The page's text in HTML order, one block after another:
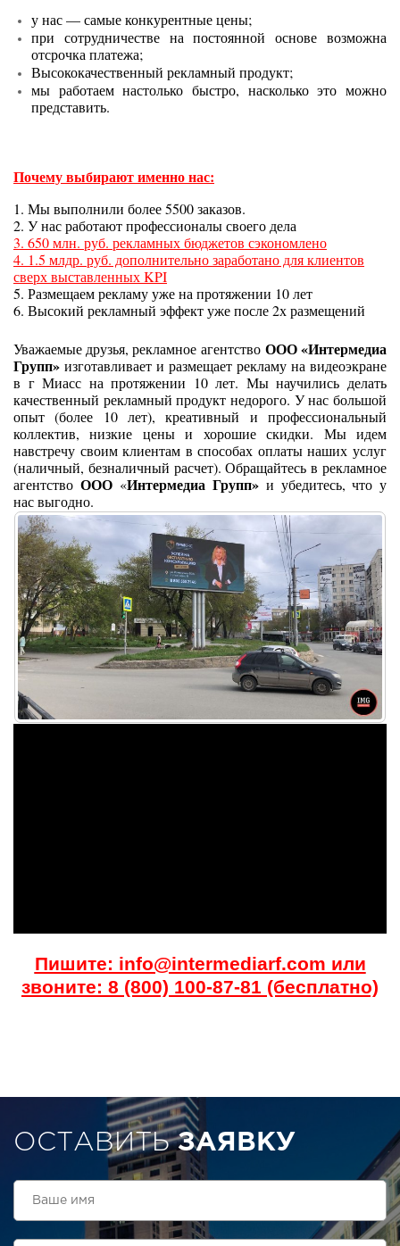
у нас — самые конкурентные цены;
при сотрудничестве на постоянной основе возможна
отсрочка платежа;
Высококачественный рекламный продукт;
мы работаем настолько быстро, насколько это можно
представить.
Почему выбирают именно нас:
1. Мы выполнили более 5500 заказов.
2. У нас работают профессионалы своего дела
3. 650 млн. руб. рекламных бюджетов сэкономлено
4. 1.5 млдр. руб. дополнительно заработано для клиентов
сверх выставленных KPI
5. Размещаем рекламу уже на протяжении 10 лет
6. Высокий рекламный эффект уже после 2х размещений
Уважаемые друзья, рекламное агентство ООО «Интермедиа
Групп» изготавливает и размещает рекламу на видеоэкране
в г Миасс на протяжении 10 лет. Мы научились делать
качественный рекламный продукт недорого. У нас большой
опыт (более 10 лет), креативный и профессиональный
коллектив, низкие цены и хорошие скидки. Мы идем
навстречу своим клиентам в способах оплаты наших услуг
(наличный, безналичный расчет). Обращайтесь в рекламное
агентство ООО«Интермедиа Групп»и убедитесь, что у
нас выгодно.
Пишите: info@intermediarf.com или
звоните: 8 (800) 100-87-81 (бесплатно)
ОСТАВИТЬЗАЯВКУ